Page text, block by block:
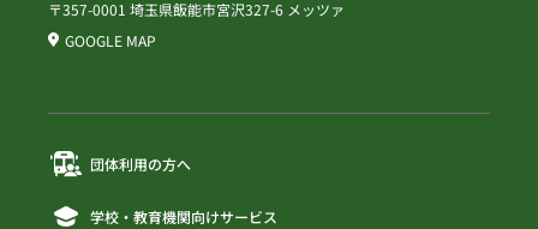
〒357-0001 埼玉県飯能市宮沢327-6 メッツァ
GOOGLE MAP
団体利用の方へ
学校・教育機関向けサービス